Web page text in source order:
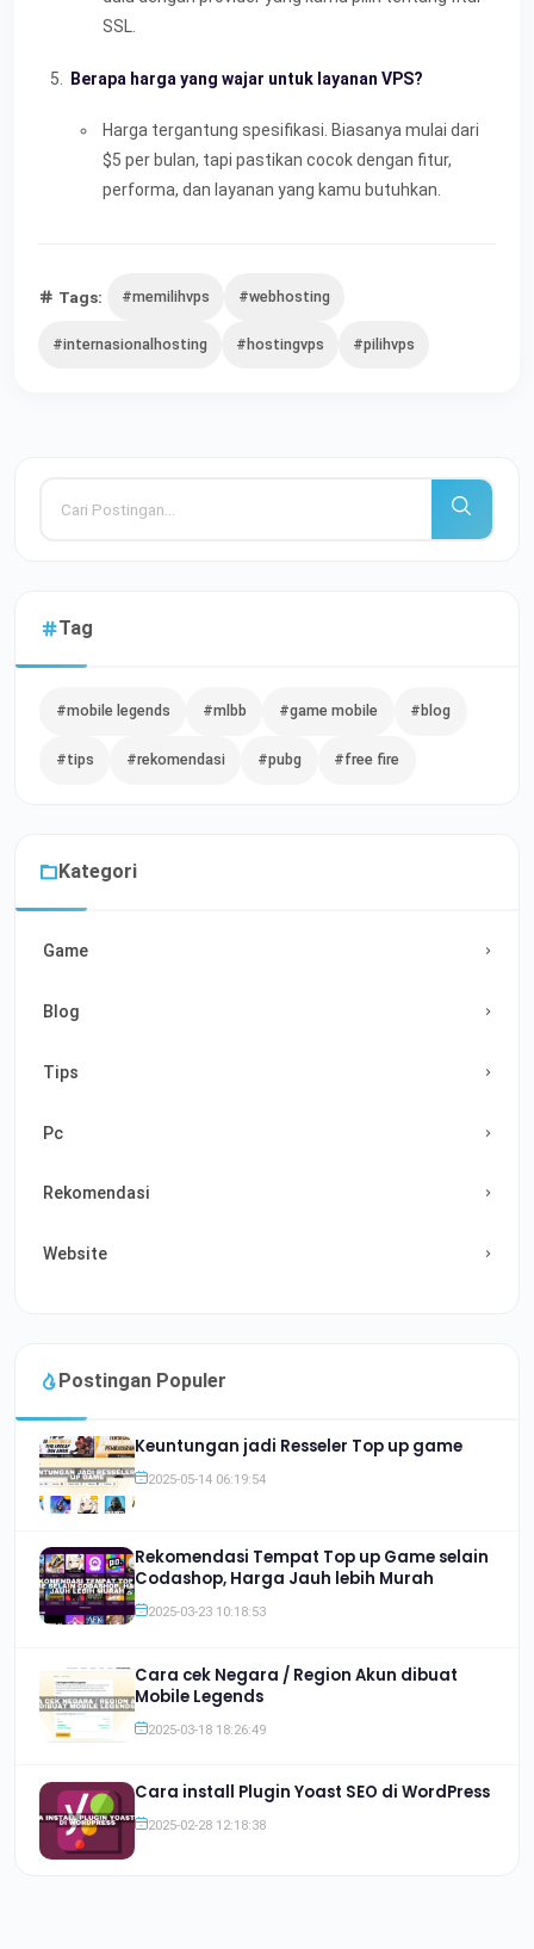
SSL.
Berapa harga yang wajar untuk layanan VPS?
Harga tergantung spesifikasi. Biasanya mulai dari
$5 per bulan, tapi pastikan cocok dengan fitur,
performa, dan layanan yang kamu butuhkan.
Tags: #memilihvps #webhosting
#internasionalhosting #hostingvps #pilihvps
Tag
#mobile legends #mlbb #game mobile #blog
#tips #rekomendasi #pubg #free fire
Kategori
Game
Blog
Tips
Pc
Rekomendasi
Website
Postingan Populer
Keuntungan jadi Resseler Top up game
2025-05-14 06:19:54
Rekomendasi Tempat Top up Game selain
Codashop, Harga Jauh lebih Murah
2025-03-23 10:18:53
Cara cek Negara / Region Akun dibuat
Mobile Legends
2025-03-18 18:26:49
Cara install Plugin Yoast SEO di WordPress
2025-02-28 12:18:38